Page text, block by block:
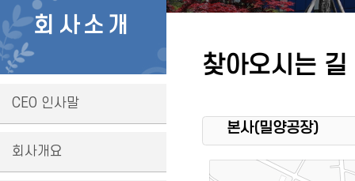
회사소개
CEO 인사말
회사개요
찾아오시는 길
본사(밀양공장)